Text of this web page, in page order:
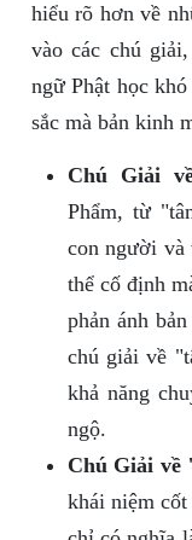
hiểu rõ hơn về
vào các chú
ngữ Phật học
sắc mà bản kinh
Chú Giải
Phẩm, từ
con người và
thể cố định
phản ánh
chú giải về
khả năng
ngộ.
Chú Giải về
khái niệm